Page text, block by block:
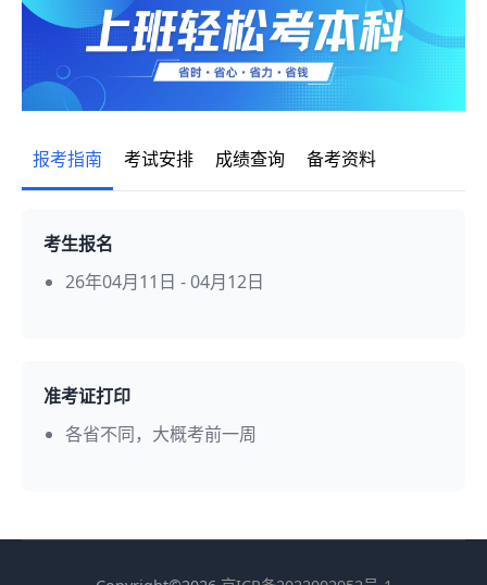
报考指南 考试安排 成绩查询 备考资料
考生报名
26年04月11日 - 04月12日
准考证打印
各省不同，大概考前一周